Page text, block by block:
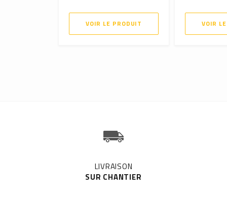
VOIR LE PRODUIT VOIR
LIVRAISON
SUR CHANTIER